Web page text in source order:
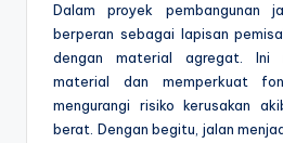
Dalam proyek pembangunan
berperan sebagai lapisan
dengan material agregat. Ini
material dan memperkuat
mengurangi risiko kerusakan
berat. Dengan begitu, jalan